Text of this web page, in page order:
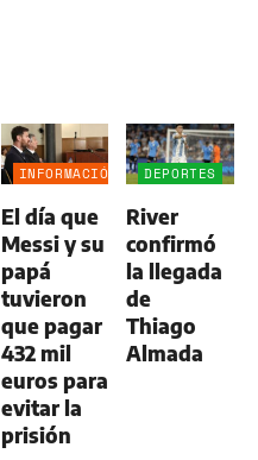
INFORMACIÓN
El día que
Messi y su
papá
tuvieron
que pagar
432 mil
euros para
evitar la
prisión
DEPORTES
River
confirmó
la llegada
de
Thiago
Almada